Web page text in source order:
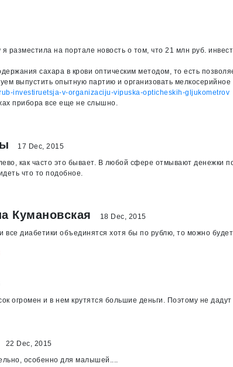
разместила на портале новость о том, что 21 млн руб.
сахара в крови оптическим методом, то есть
выпустить опытную партию и организовать
investiruetsja-v-organizaciju-vipuska-opticheskih-gljukometrov
прибора все еще не слышно.
17 Dec, 2015
как часто это бывает. В любой сфере отмывают денежки
что то подобное.
Кумановская
18 Dec, 2015
все диабетики объединятся хотя бы по рублю, то можно
огромен и в нем крутятся большие деньги. Поэтому не
22 Dec, 2015
особенно для малышей....